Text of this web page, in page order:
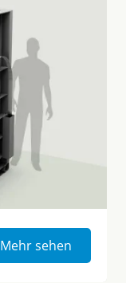
Mehr sehen